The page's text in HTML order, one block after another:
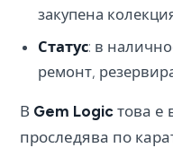
закупена
Статус: в
ремонт,
В Gem Logic това е
проследява по